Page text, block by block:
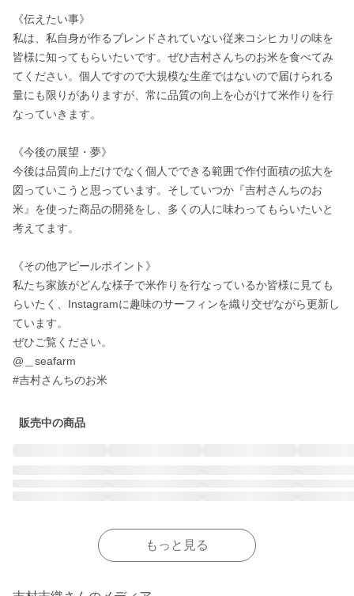
《伝えたい事》
私は、私自身が作るブレンドされていない従来コシヒカリの味を
皆様に知ってもらいたいです。ぜひ吉村さんちのお米を食べてみ
てください。個人ですので大規模な生産ではないので届けられる
量にも限りがありますが、常に品質の向上を心がけて米作りを行
なっていきます。
《今後の展望・夢》
今後は品質向上だけでなく個人でできる範囲で作付面積の拡大を
図っていこうと思っています。そしていつか『吉村さんちのお
米』を使った商品の開発をし、多くの人に味わってもらいたいと
考えてます。
《その他アピールポイント》
私たち家族がどんな様子で米作りを行なっているか皆様に見ても
らいたく、Instagramに趣味のサーフィンを織り交ぜながら更新し
ています。
ぜひご覧ください。
@＿seafarm
#吉村さんちのお米
販売中の商品
もっと見る